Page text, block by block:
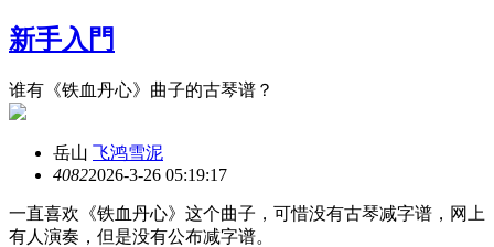
新手入門
谁有《铁血丹心》曲子的古琴谱？
岳山 飞鸿雪泥
40822026-3-26 05:19:17
一直喜欢《铁血丹心》这个曲子，可惜没有古琴减字谱，网上
有人演奏，但是没有公布减字谱。